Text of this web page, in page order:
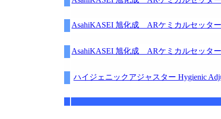
AsahiKASEI 旭化成 ARケミカルセッタ
AsahiKASEI 旭化成 ARケミカルセッタ
ハイジェニックアジャスター Hygienic